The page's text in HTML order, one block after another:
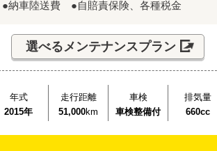
●納車陸送費 ●自賠責保険、各種税金
選べるメンテナンスプラン
年式
2015年
走行距離
51,000km
車検
車検整備付
排気量
660cc